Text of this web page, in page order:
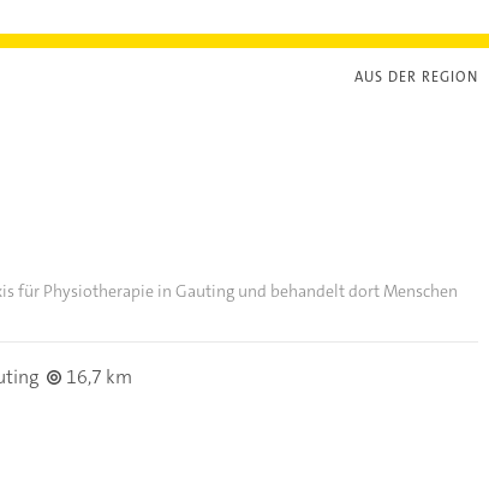
AUS DER REGION
für Physiotherapie in Gauting und behandelt dort Menschen
16,7 km